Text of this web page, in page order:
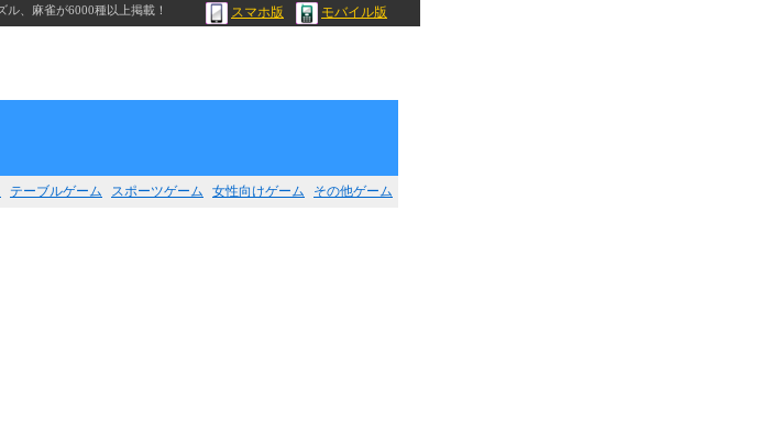
、麻雀が6000種以上掲載！ スマホ版 モバイル版
テーブルゲーム スポーツゲーム 女性向けゲーム その他ゲーム